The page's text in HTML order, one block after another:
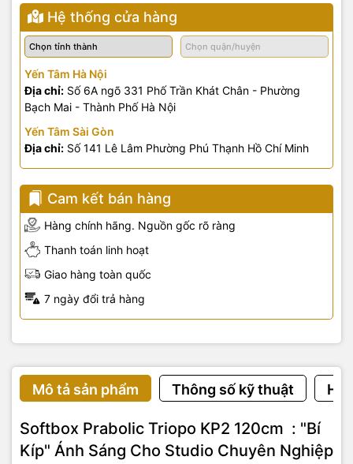
Hệ thống cửa hàng
Yến Tâm Hà Nội
Địa chỉ: Số 6A ngõ 331 Phố Trần Khát Chân - Phường
Bạch Mai - Thành Phố Hà Nội
Yến Tâm Sài Gòn
Địa chỉ: Số 141 Lê Lâm Phường Phú Thạnh Hồ Chí Minh
Cam kết bán hàng
Hàng chính hãng. Nguồn gốc rõ ràng
Thanh toán linh hoạt
Giao hàng toàn quốc
7 ngày đổi trả hàng
Mô tả sản phẩm Thông số kỹ thuật
Softbox Prabolic Triopo KP2 120cm : "Bí
Kíp" Ánh Sáng Cho Studio Chuyên Nghiệp